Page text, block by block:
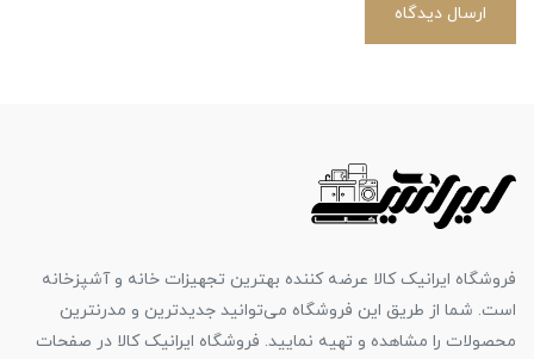
ارسال دیدگاه
فروشگاه ایرانیک کالا عرضه کننده بهترین تجهیزات خانه و آشپزخانه
است. شما از طریق این فروشگاه می‌توانید جدیدترین و مدرنترین
محصولات را مشاهده و تهیه نمایید. فروشگاه ایرانیک کالا در صفحات